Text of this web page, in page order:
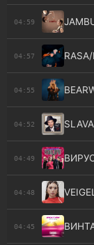
04:59
04:57
04:55
04:52
04:49
04:48
04:45